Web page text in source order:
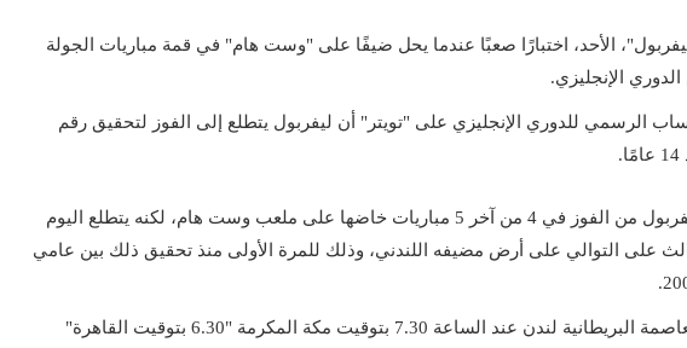
الأحد، اختبارًا صعبًا عندما يحل ضيفًا على "وست هام" في قمة مباريات الجولة
الرسمي للدوري الإنجليزي على "تويتر" أن ليفربول يتطلع إلى الفوز لتحقيق رقم
وتمكن ليفربول من الفوز في 4 من آخر 5 مباريات خاضها على ملعب وست هام، لكنه يتطلع اليوم
على التوالي على أرض مضيفه اللندني، وذلك للمرة الأولى منذ تحقيق ذلك بين عامي
وتشهد العاصمة البريطانية لندن عند الساعة 7.30 بتوقيت مكة المكرمة "6.30 بتوقيت القاهرة"